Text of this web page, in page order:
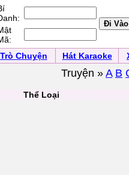
Chuyện Hát Karaoke
Truyện » A B
Thể Loại